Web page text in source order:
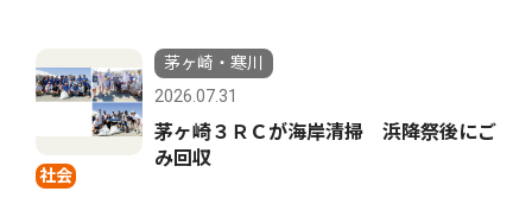
社会
茅ヶ崎・寒川
2026.07.31
茅ヶ崎３ＲＣが海岸清掃 浜降祭後にご
み回収